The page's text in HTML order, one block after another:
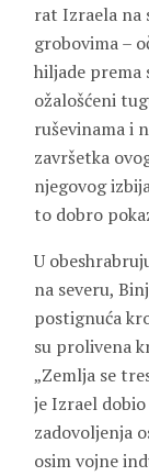
rat Izraela na
grobovima –
hiljade prema
ožalošćeni
ruševinama i
završetka
njegovog
to dobro
U
na severu,
postignuća
su prolivena
„Zemlja se
je Izrael
zadovoljenja
osim vojne